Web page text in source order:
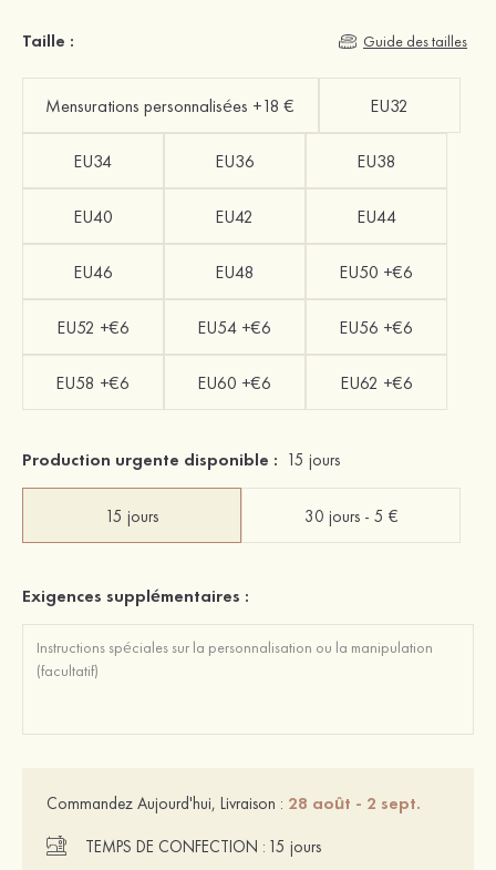
Taille : Guide des tailles
Mensurations personnalisées +18 € EU32
EU34 EU36 EU38
EU40 EU42 EU44
EU46 EU48 EU50 +€6
EU52 +€6 EU54 +€6 EU56 +€6
EU58 +€6 EU60 +€6 EU62 +€6
Production urgente disponible : 15 jours
15 jours 30 jours - 5 €
Exigences supplémentaires :
Commandez Aujourd'hui, Livraison : 28 août - 2 sept.
TEMPS DE CONFECTION : 15 jours